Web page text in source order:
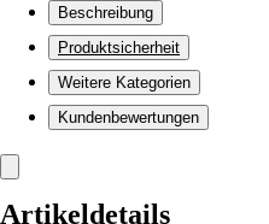
Beschreibung
Produktsicherheit
Weitere Kategorien
Kundenbewertungen
Artikeldetails